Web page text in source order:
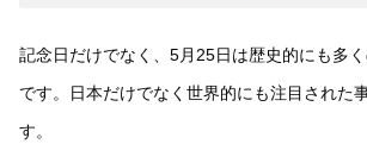
記念日だけでなく、5月25日は歴史的にも多
です。日本だけでなく世界的にも注目された
す。